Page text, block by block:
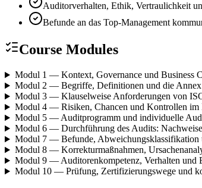
Auditorverhalten, Ethik, Vertraulichkeit
Befunde an das Top-Management
Course Modules
Modul 1 — Kontext, Governance und Business
Modul 2 — Begriffe, Definitionen und die
Modul 3 — Klauselweise Anforderungen von
Modul 4 — Risiken, Chancen und Kontrollen
Modul 5 — Auditprogramm und individuelle
Modul 6 — Durchführung des Audits:
Modul 7 — Befunde, Abweichungsklassifikation
Modul 8 — Korrekturmaßnahmen,
Modul 9 — Auditorenkompetenz, Verhalten und
Modul 10 — Prüfung, Zertifizierungswege und